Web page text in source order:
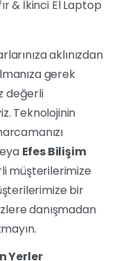
aklınızdan
gerek
değerli
Teknolojinin
Efes Bilişim
müşterilerimize
bir
danışmadan
Yerler